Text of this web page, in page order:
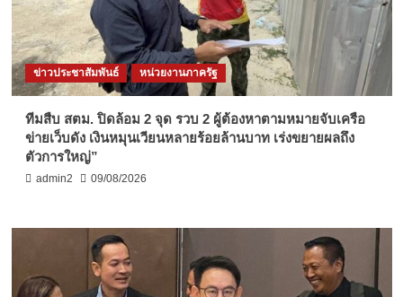
ข่าวประชาสัมพันธ์ หน่วยงานภาครัฐ
ทีมสืบ สตม. ปิดล้อม 2 จุด รวบ 2 ผู้ต้องหาตามหมายจับเครือ
ข่ายเว็บดัง เงินหมุนเวียนหลายร้อยล้านบาท เร่งขยายผลถึง
ตัวการใหญ่”
admin2 09/08/2026